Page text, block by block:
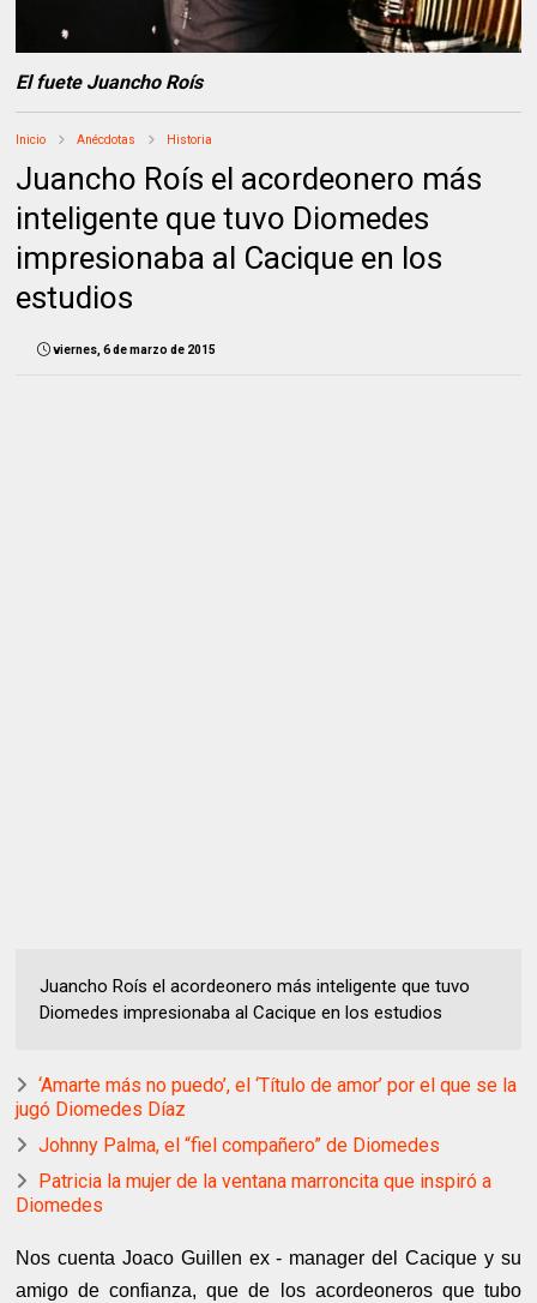
El fuete Juancho Roís
Inicio Anécdotas Historia
Juancho Roís el acordeonero más
inteligente que tuvo Diomedes
impresionaba al Cacique en los
estudios
viernes, 6 de marzo de 2015
Juancho Roís el acordeonero más inteligente que tuvo
Diomedes impresionaba al Cacique en los estudios
‘Amarte más no puedo’, el ‘Título de amor’ por el que se la
jugó Diomedes Díaz
Johnny Palma, el “fiel compañero” de Diomedes
Patricia la mujer de la ventana marroncita que inspiró a
Diomedes
Nos cuenta Joaco Guillen ex - manager del Cacique y su
amigo de confianza, que de los acordeoneros que tubo